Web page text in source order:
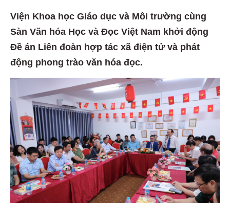
Viện Khoa học Giáo dục và Môi trường cùng
Sàn Văn hóa Học và Đọc Việt Nam khởi động
Đề án Liên đoàn hợp tác xã điện tử và phát
động phong trào văn hóa đọc.